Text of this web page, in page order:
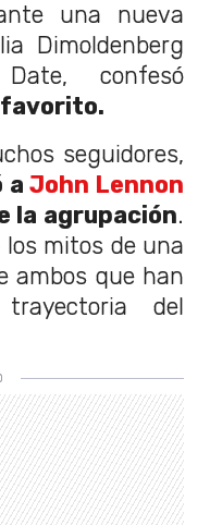
una nueva
Dimoldenberg
confesó
seguidores,
a John Lennon
la agrupación.
mitos de una
ambos que han
del